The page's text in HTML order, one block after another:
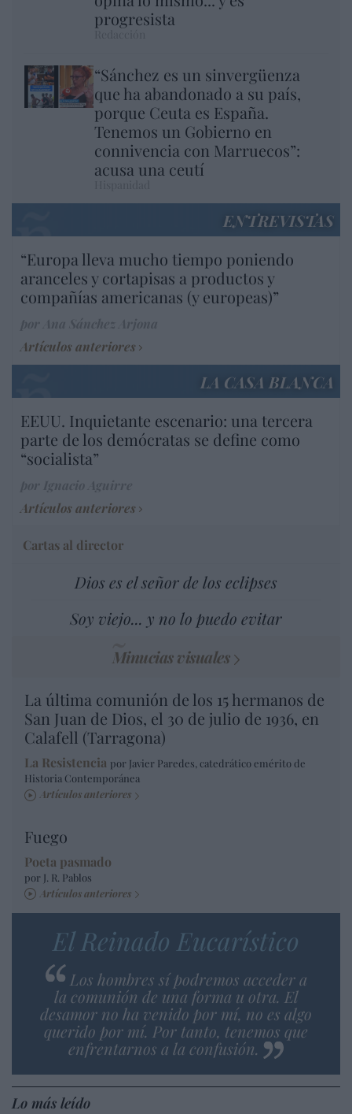
progresista
“Sánchez es un sinvergüenza
que ha abandonado a su país,
porque Ceuta es España.
Tenemos un Gobierno en
connivencia con Marruecos”:
acusa una ceutí
ENTREVISTAS
“Europa lleva mucho tiempo poniendo
aranceles y cortapisas a productos y
compañías americanas (y europeas)”
Artículos anteriores
LA CASA BLANCA
EEUU. Inquietante escenario: una tercera
parte de los demócratas se define como
“socialista”
Artículos anteriores
Cartas al director
Dios es el señor de los eclipses
Soy viejo... y no lo puedo evitar
Minucias visuales
La última comunión de los 15 hermanos de
San Juan de Dios, el 30 de julio de 1936, en
Calafell (Tarragona)
La Resistencia por Javier Paredes, catedrático emérito de
Historia Contemporánea
Artículos anteriores
Fuego
Poeta pasmado
por J. R. Pablos
Artículos anteriores
El Reinado Eucarístico
Los hombres sí podremos acceder a
la comunión de una forma u otra. El
desamor no ha venido por mí, no es algo
querido por mí. Por tanto, tenemos que
enfrentarnos a la confusión.
Lo más leído